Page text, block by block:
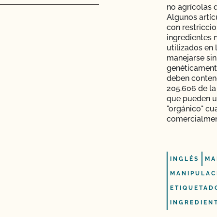
no agrícolas
Algunos
con
ingredientes
utilizados en
manejarse
deben
205.606 de
que pueden
"orgánico"
INGLÉS